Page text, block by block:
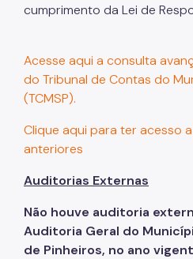
cumprimento da Lei de
Acesse aqui a consulta
do Tribunal de Contas do
(TCMSP).
Clique aqui para ter acesso
anteriores
Auditorias Externas
Não houve auditoria
Auditoria Geral do
de Pinheiros, no ano